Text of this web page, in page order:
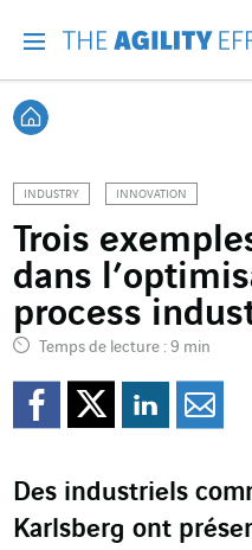
Retour à
INDUSTRY INNOVATION
Trois
dans
process
Temps de lecture : 9 min
Partager
Des industriels
Karlsberg ont